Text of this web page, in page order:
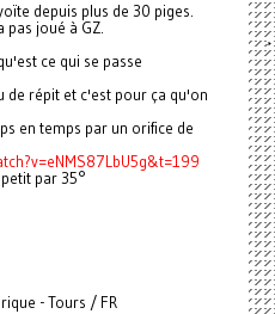
depuis plus de 30 piges.
joué à GZ.
ce qui se passe
de répit et c'est pour ça qu'on
en temps par un orifice de
par 35°
- Tours / FR